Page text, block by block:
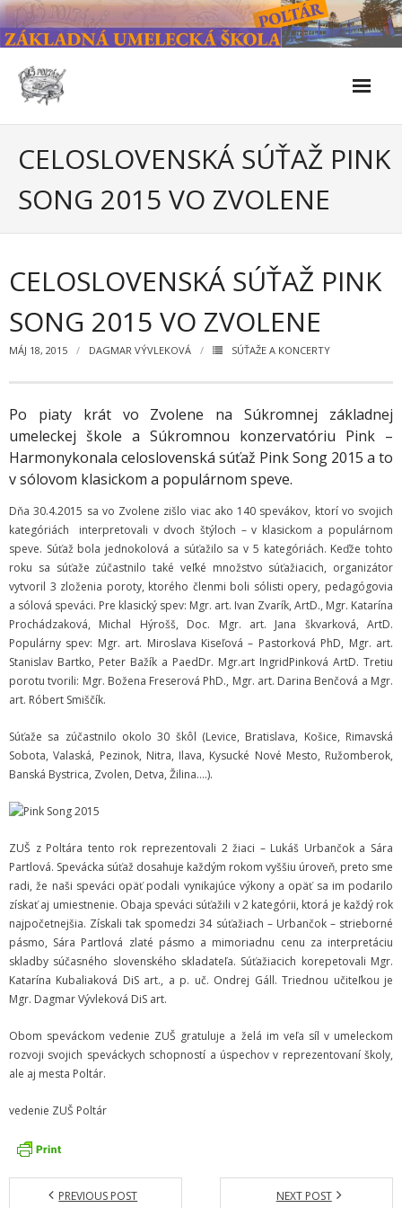
Skip
to
content
- Súčasnosť
- Naše úspechy od roku 2019 – do 2024
Zamestnanci
- Vedenie školy
- Pedagogickí zamestnanci
- Nepedagogickí zamestnanci
- Etický kódex pedagogických zamestnancov a odborných
zamestnancov
Vyučované odbory
- Hudobný odbor
- Výtvarný odbor
- Literárno – dramatický odbor
- SÚBORY NA ŠKOLE
Informácie
- Povinné zverejňovanie informácií
- - Organizačná štruktúra ZUŠ Poltár
- - Zriaďovacia listina ZUŠ Poltár
- - Zoznam platných vnútorných predpisov
- - Dodatok č.1, č.2 k ZL ZUŠ Poltár
- - Pedagogická rada
- Verejné obstarávanie
- - Plán verejného obstarávania
- - Súhrnná správa za rok 2021
CELOSLOVENSKÁ SÚŤAŽ PINK
SONG 2015 VO ZVOLENE
CELOSLOVENSKÁ SÚŤAŽ PINK
SONG 2015 VO ZVOLENE
MÁJ 18, 2015 DAGMAR VÝVLEKOVÁ SÚŤAŽE A KONCERTY
Po piaty krát vo Zvolene na Súkromnej základnej
umeleckej škole a Súkromnou konzervatóriu Pink –
Harmonykonala celoslovenská súťaž Pink Song 2015 a to
v sólovom klasickom a populárnom speve.
Dňa 30.4.2015 sa vo Zvolene zišlo viac ako 140 spevákov, ktorí vo svojich
kategóriách interpretovali v dvoch štýloch – v klasickom a populárnom
speve. Súťaž bola jednokolová a súťažilo sa v 5 kategóriách. Keďže tohto
roku sa súťaže zúčastnilo také veľké množstvo súťažiacich, organizátor
vytvoril 3 zloženia poroty, ktorého členmi boli sólisti opery, pedagógovia
a sólová speváci. Pre klasický spev: Mgr. art. Ivan Zvarík, ArtD., Mgr. Katarína
Prochádzaková, Michal Hýrošš, Doc. Mgr. art. Jana škvarková, ArtD.
Populárny spev: Mgr. art. Miroslava Kiseľová – Pastorková PhD, Mgr. art.
Stanislav Bartko, Peter Bažík a PaedDr. Mgr.art IngridPinková ArtD. Tretiu
porotu tvorili: Mgr. Božena Freserová PhD., Mgr. art. Darina Benčová a Mgr.
art. Róbert Smiščík.
Súťaže sa zúčastnilo okolo 30 škôl (Levice, Bratislava, Košice, Rimavská
Sobota, Valaská, Pezinok, Nitra, Ilava, Kysucké Nové Mesto, Ružomberok,
Banská Bystrica, Zvolen, Detva, Žilina….).
ZUŠ z Poltára tento rok reprezentovali 2 žiaci – Lukáš Urbančok a Sára
Partlová. Spevácka súťaž dosahuje každým rokom vyššiu úroveň, preto sme
radi, že naši speváci opäť podali vynikajúce výkony a opäť sa im podarilo
získať aj umiestnenie. Obaja speváci súťažili v 2 kategórii, ktorá je každý rok
najpočetnejšia. Získali tak spomedzi 34 súťažiach – Urbančok – strieborné
pásmo, Sára Partlová zlaté pásmo a mimoriadnu cenu za interpretáciu
skladby súčasného slovenského skladateľa. Súťažiacich korepetovali Mgr.
Katarína Kubaliaková DiS art., a p. uč. Ondrej Gáll. Triednou učiteľkou je
Mgr. Dagmar Vývleková DiS art.
Obom speváckom vedenie ZUŠ gratuluje a želá im veľa síl v umeleckom
rozvoji svojich speváckych schopností a úspechov v reprezentovaní školy,
ale aj mesta Poltár.
vedenie ZUŠ Poltár
PREVIOUS POST NEXT POST